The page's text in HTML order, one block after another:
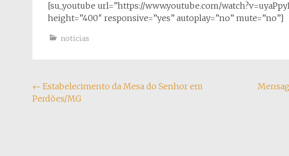
[su_youtube url=”https://www.youtube.com/
height=”400″ responsive=”yes” autoplay=”no” mute=”no”]
noticias
Navegação
do
← Estabelecimento da Mesa do Senhor em
Perdões/MG